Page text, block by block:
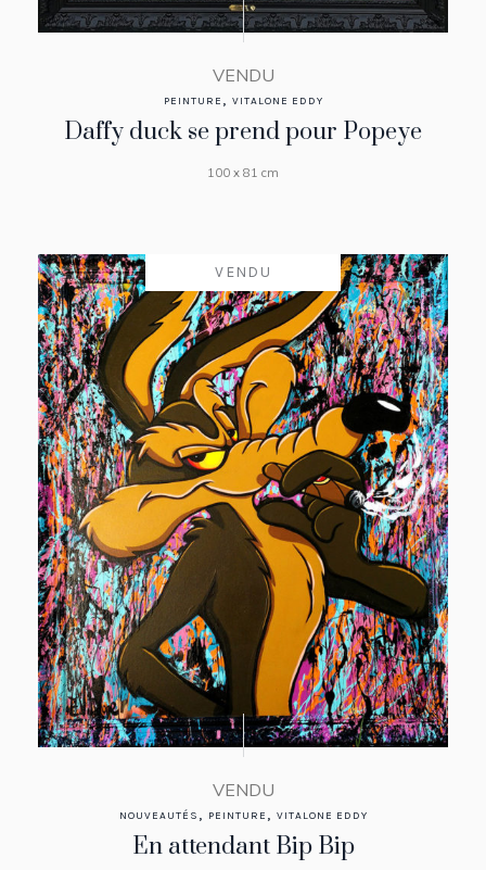
VENDU
PEINTURE , VITALONE EDDY
Daffy duck se prend pour Popeye
100 x 81 cm
VENDU
VENDU
NOUVEAUTÉS , PEINTURE , VITALONE EDDY
En attendant Bip Bip